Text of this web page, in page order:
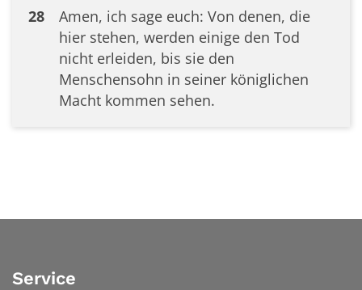
28
Amen, ich sage euch: Von denen, die
hier stehen, werden einige den Tod
nicht erleiden, bis sie den
Menschensohn in seiner königlichen
Macht kommen sehen.
Service